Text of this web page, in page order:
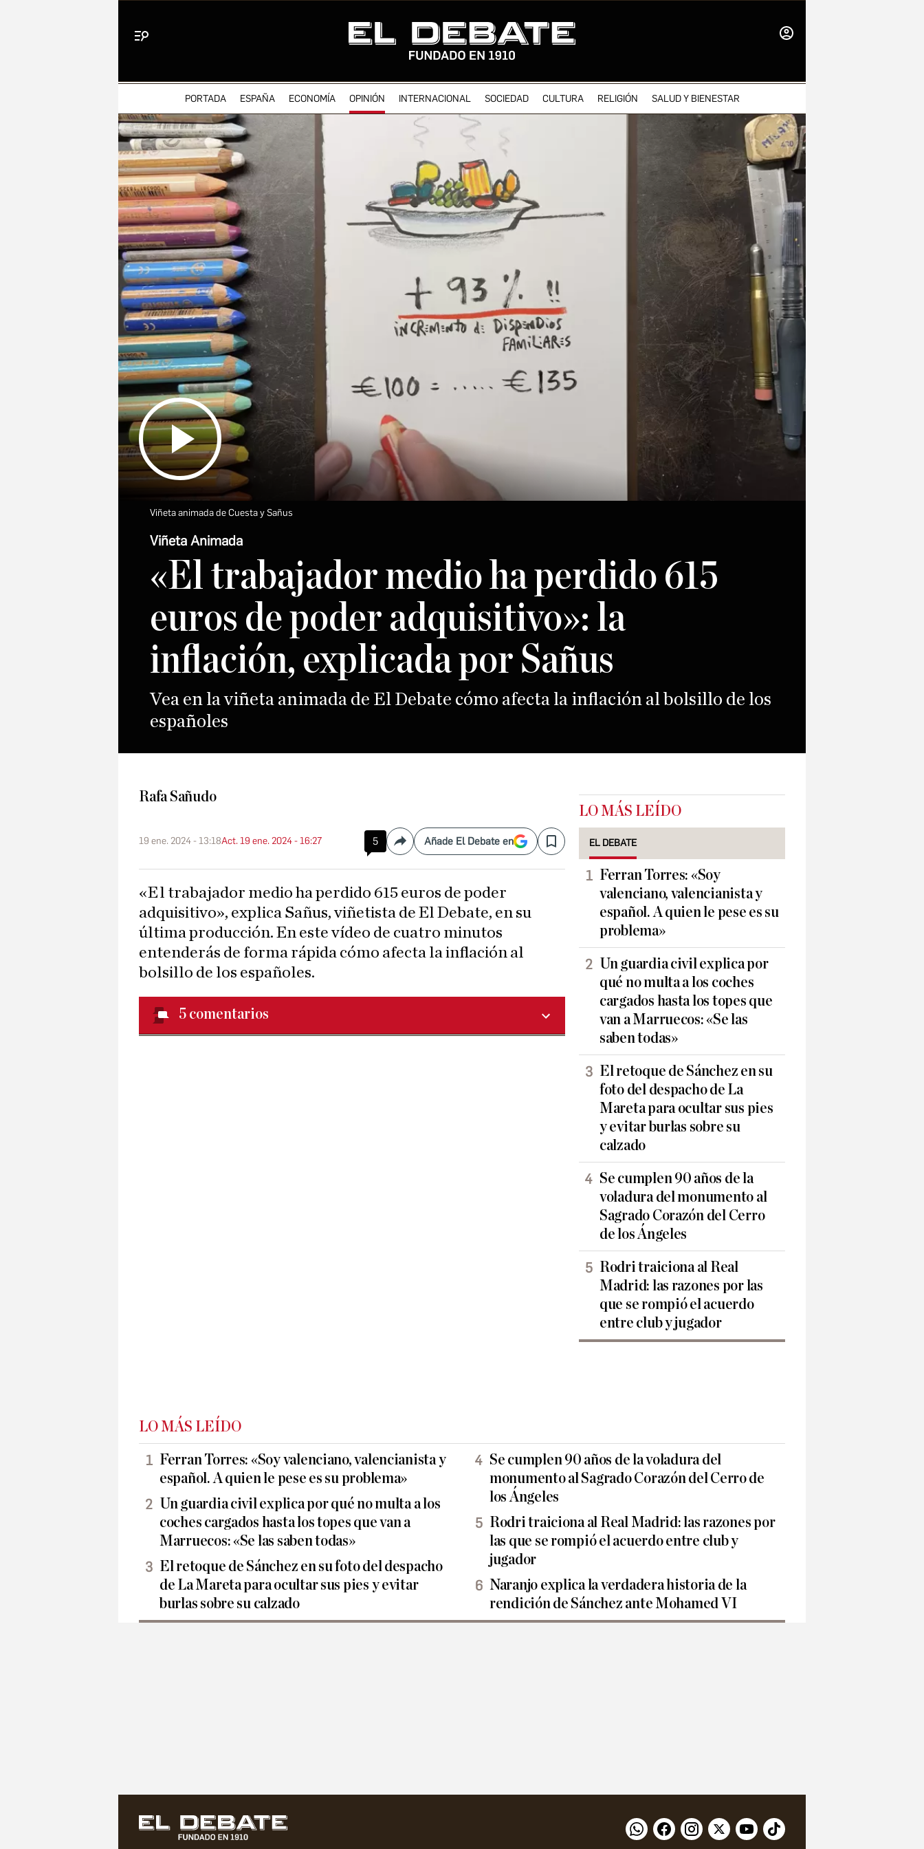
PORTADA ESPAÑA ECONOMÍA OPINIÓN INTERNACIONAL SOCIEDAD CULTURA RELIGIÓN SALUD Y BIENESTAR
Viñeta animada de Cuesta y Sañus
Viñeta Animada
«El trabajador medio ha perdido 615
euros de poder adquisitivo»: la
inflación, explicada por Sañus
Vea en la viñeta animada de El Debate cómo afecta la inflación al bolsillo de los
españoles
Rafa Sañudo
19 ene. 2024 - 13:18Act. 19 ene. 2024 - 16:27 5 CompartirAñade El Debate en Save
«El trabajador medio ha perdido 615 euros de poder
adquisitivo», explica Sañus, viñetista de El Debate, en su
última producción. En este vídeo de cuatro minutos
entenderás de forma rápida cómo afecta la inflación al
bolsillo de los españoles.
5 comentarios
LO MÁS LEÍDO
EL DEBATE
Ferran Torres: «Soy
valenciano, valencianista y
español. A quien le pese es su
problema»
Un guardia civil explica por
qué no multa a los coches
cargados hasta los topes que
van a Marruecos: «Se las
saben todas»
El retoque de Sánchez en su
foto del despacho de La
Mareta para ocultar sus pies
y evitar burlas sobre su
calzado
Se cumplen 90 años de la
voladura del monumento al
Sagrado Corazón del Cerro
de los Ángeles
Rodri traiciona al Real
Madrid: las razones por las
que se rompió el acuerdo
entre club y jugador
LO MÁS LEÍDO
Ferran Torres: «Soy valenciano, valencianista y
español. A quien le pese es su problema»
Un guardia civil explica por qué no multa a los
coches cargados hasta los topes que van a
Marruecos: «Se las saben todas»
El retoque de Sánchez en su foto del despacho
de La Mareta para ocultar sus pies y evitar
burlas sobre su calzado
Se cumplen 90 años de la voladura del
monumento al Sagrado Corazón del Cerro de
los Ángeles
Rodri traiciona al Real Madrid: las razones por
las que se rompió el acuerdo entre club y
jugador
Naranjo explica la verdadera historia de la
rendición de Sánchez ante Mohamed VI